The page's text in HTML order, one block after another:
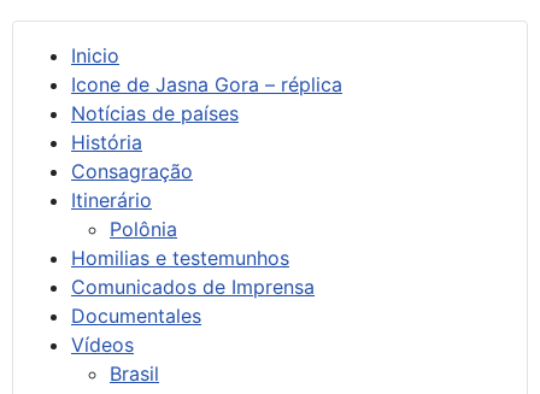
Inicio
Icone de Jasna Gora – réplica
Notícias de países
História
Consagração
Itinerário
Polônia
Homilias e testemunhos
Comunicados de Imprensa
Documentales
Vídeos
Brasil